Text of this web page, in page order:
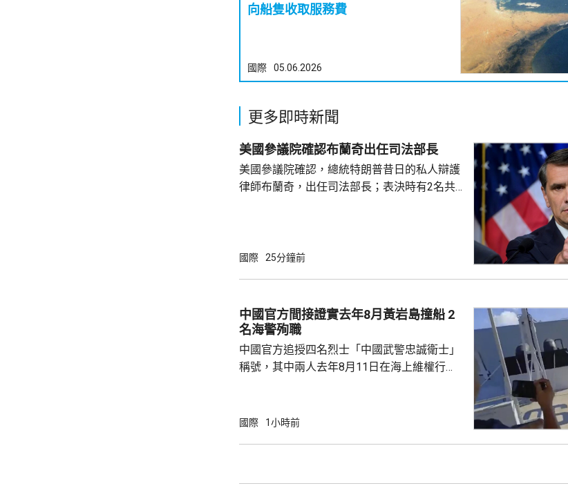
向船隻收取服務費
國際 05.06.2026
更多即時新聞
美國參議院確認布蘭奇出任司法部長
美國參議院確認，總統特朗普昔日的私人辯護
律師布蘭奇，出任司法部長；表決時有2名共
邦迪後，由52歲的布蘭奇擔任代理司法部長。
國際 25分鐘前
中國官方間接證實去年8月黃岩島撞船 2
名海警殉職
中國官方追授四名烈士「中國武警忠誠衛士」
稱號，其中兩人去年8月11日在海上維權行動
意味中國時隔一年首次間接證實撞船事件造成
追記一等功。25歲的程龍同日在海上維權行動
國際 1小時前